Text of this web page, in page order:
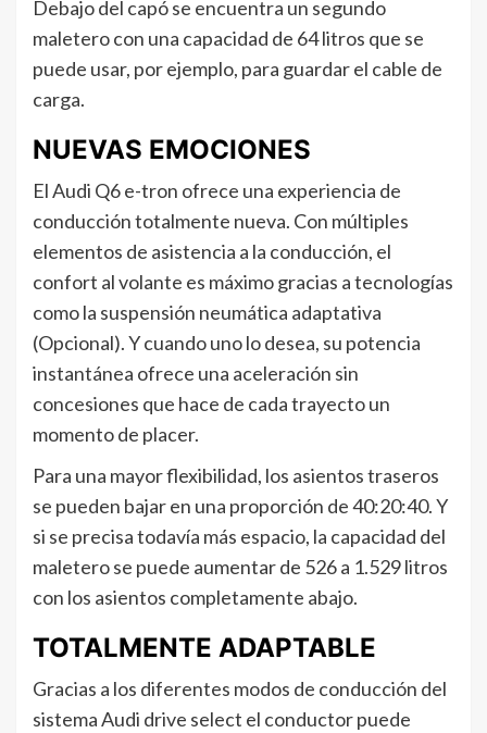
Debajo del capó se encuentra un segundo
maletero con una capacidad de 64 litros que se
puede usar, por ejemplo, para guardar el cable de
carga.
NUEVAS EMOCIONES
El Audi Q6 e-tron ofrece una experiencia de
conducción totalmente nueva. Con múltiples
elementos de asistencia a la conducción, el
confort al volante es máximo gracias a tecnologías
como la suspensión neumática adaptativa
(Opcional). Y cuando uno lo desea, su potencia
instantánea ofrece una aceleración sin
concesiones que hace de cada trayecto un
momento de placer.
Para una mayor flexibilidad, los asientos traseros
se pueden bajar en una proporción de 40:20:40. Y
si se precisa todavía más espacio, la capacidad del
maletero se puede aumentar de 526 a 1.529 litros
con los asientos completamente abajo.
TOTALMENTE ADAPTABLE
Gracias a los diferentes modos de conducción del
sistema Audi drive select el conductor puede